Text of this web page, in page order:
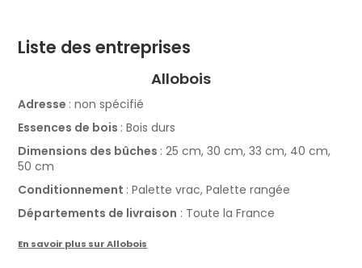
Liste des entreprises
Allobois
Adresse : non spécifié
Essences de bois : Bois durs
Dimensions des bûches : 25 cm, 30 cm, 33 cm, 40 cm,
50 cm
Conditionnement : Palette vrac, Palette rangée
Départements de livraison : Toute la France
En savoir plus sur Allobois